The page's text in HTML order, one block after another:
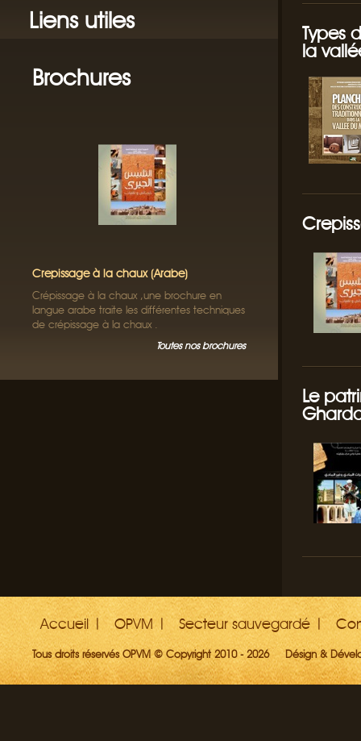
Liens utiles
Brochures
Crepissage à la chaux (Arabe)
Crépissage à la chaux ,une brochure en
langue arabe traite les différentes techniques
de crépissage à la chaux .
Toutes nos brochures
Types
la
Le
Accueil OPVM Secteur sauvegardé
Tous droits réservés OPVM © Copyright 2010 - 2026 Désign &